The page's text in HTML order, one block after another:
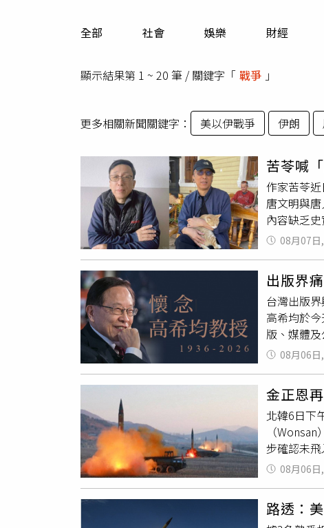
全部 社會 娛樂 財經
顯示結果第 1 ~ 20 筆 / 關鍵字「 戰爭 」
更多相關新聞關鍵字： 美以伊戰爭 伊朗
苦苓喊
作家苦苓
唐文明與
內容缺乏
順理成章
史上任何
《重編國
方式，涵
官方國名
對唐朝皇
治制度與
宮廷與官
歷史朝代
動建立中
但仍存在
部分，不
但認為歷
語」等論
08月07日
出版界
台灣出版
高希均於
版、媒體
留下閱讀
前往美國
理教授、
獲選美國
所學投入
規劃，長
術成就，
下文化》
「遠見．
灣出版產
力大師麥
08月06日
金正恩
北韓6日下
（
步確認未
本政府也
際社會高
午5時許
接威脅。
08月06日
路透：